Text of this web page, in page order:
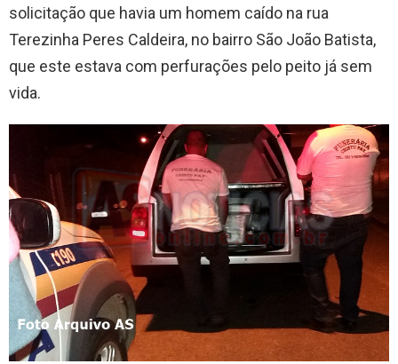
solicitação que havia um homem caído na rua
Terezinha Peres Caldeira, no bairro São João Batista,
que este estava com perfurações pelo peito já sem
vida.